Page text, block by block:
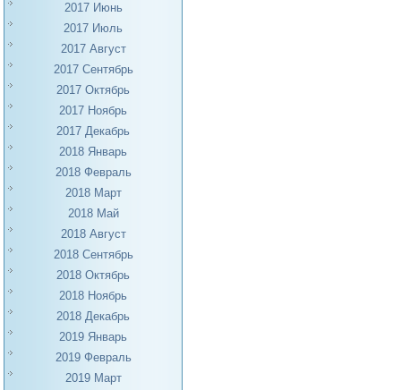
2017 Июнь
2017 Июль
2017 Август
2017 Сентябрь
2017 Октябрь
2017 Ноябрь
2017 Декабрь
2018 Январь
2018 Февраль
2018 Март
2018 Май
2018 Август
2018 Сентябрь
2018 Октябрь
2018 Ноябрь
2018 Декабрь
2019 Январь
2019 Февраль
2019 Март